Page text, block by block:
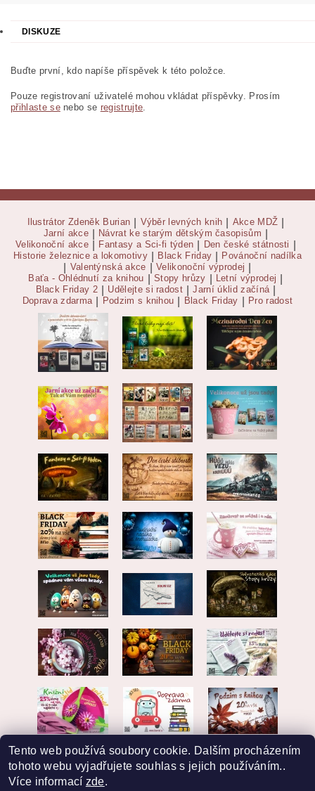
DISKUZE
Buďte první, kdo napíše příspěvek k této položce.
Pouze registrovaní uživatelé mohou vkládat příspěvky. Prosím
přihlaste senebo se registrujte.
Ilustrátor Zdeněk Burian Výběr levných knih Akce MDŽ
Jarní akce Návrat ke starým dětským časopisům
Velikonoční akce Fantasy a Sci-fi týden Den české státnosti
Historie železnice a lokomotivy Black Friday Povánoční nadílka
Valentýnská akce Velikonoční výprodej
Baťa - Ohlédnutí za knihou Stopy hrůzy Letní výprodej
Black Friday 2 Udělejte si radost Jarní úklid začíná
Doprava zdarma Podzim s knihou Black Friday Pro radost
Tento web používá soubory cookie. Dalším procházením
tohoto webu vyjadřujete souhlas s jejich používáním..
Více informací zde.